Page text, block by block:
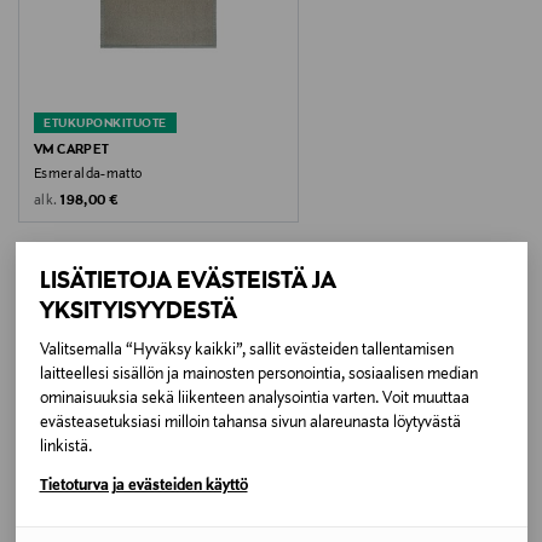
LISÄTIETOJA EVÄSTEISTÄ JA
YKSITYISYYDESTÄ
Valitsemalla “Hyväksy kaikki”, sallit evästeiden tallentamisen
laitteellesi sisällön ja mainosten personointia, sosiaalisen median
ominaisuuksia sekä liikenteen analysointia varten. Voit muuttaa
evästeasetuksiasi milloin tahansa sivun alareunasta löytyvästä
linkistä.
Tietoturva ja evästeiden käyttö
Älä liota tai hankaa. Huuhtele huolellisesti runsaalla
Tasainen ilmakuivaus.
Pesulämpötila
Väri
Koko
200cm
Valmistusmaa
ETUKUPONKITUOTE
VM CARPET
Esmeralda-matto
alk. Original Price
198,00 €
LISÄÄ KIINNOSTAVIA
TUOTTEITA